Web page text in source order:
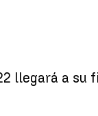
llegará a su